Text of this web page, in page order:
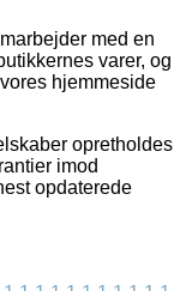
med en
varer, og
hjemmeside
opretholdes
imod
opdaterede